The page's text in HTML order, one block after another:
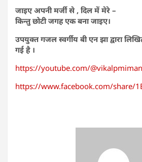
जाइए अपनी मर्जी से , दिल में मेरे –
किन्तु छोटी जगह एक बना जाइए।
उपयुक्त गजल स्वर्गीय बी एन झा द्वारा
गई है ।
https://youtube.com/
https://www.facebook.com/share/